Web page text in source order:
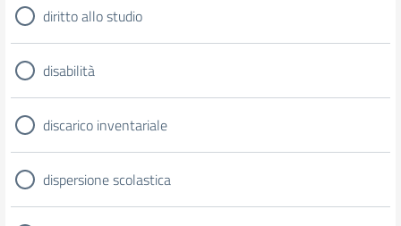
diritto allo studio
disabilità
discarico inventariale
dispersione scolastica